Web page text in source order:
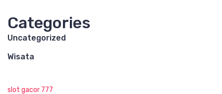
Categories
Uncategorized
Wisata
slot gacor 777